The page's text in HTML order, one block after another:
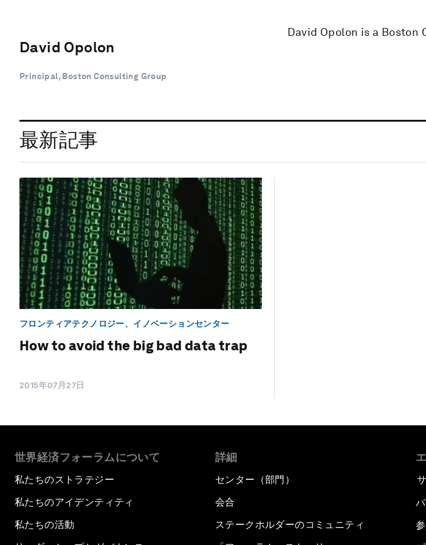
David Opolon
Principal, Boston Consulting Group
David Opolon is a Boston
最新記事
フロンティアテクノロジー、イノベーションセンター
How to avoid the big bad data trap
2015年07月27日
世界経済フォーラムについて
私たちのストラテジー
私たちのアイデンティティ
私たちの活動
詳細
センター（部門）
会合
ステークホルダーのコミュニティ